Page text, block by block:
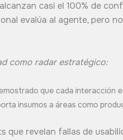
casi el 100% de
evalúa al agente, pero
como radar estratégico:
que cada interacción
insumos a áreas como
que revelan fallas de